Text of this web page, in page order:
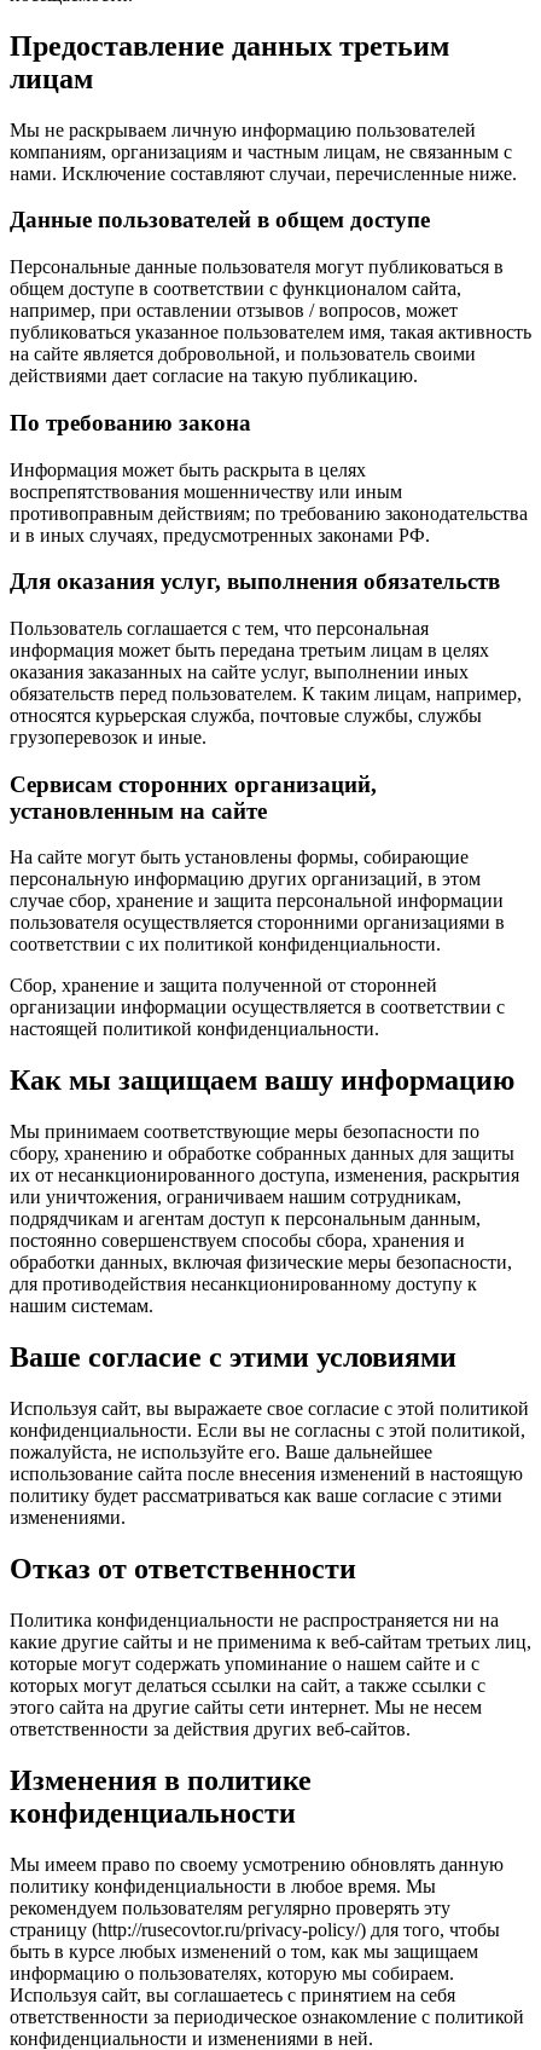
Предоставление данных третьим
лицам
Мы не раскрываем личную информацию пользователей
компаниям, организациям и частным лицам, не связанным с
нами. Исключение составляют случаи, перечисленные ниже.
Данные пользователей в общем доступе
Персональные данные пользователя могут публиковаться в
общем доступе в соответствии с функционалом сайта,
например, при оставлении отзывов / вопросов, может
публиковаться указанное пользователем имя, такая активность
на сайте является добровольной, и пользователь своими
действиями дает согласие на такую публикацию.
По требованию закона
Информация может быть раскрыта в целях
воспрепятствования мошенничеству или иным
противоправным действиям; по требованию законодательства
и в иных случаях, предусмотренных законами РФ.
Для оказания услуг, выполнения обязательств
Пользователь соглашается с тем, что персональная
информация может быть передана третьим лицам в целях
оказания заказанных на сайте услуг, выполнении иных
обязательств перед пользователем. К таким лицам, например,
относятся курьерская служба, почтовые службы, службы
грузоперевозок и иные.
Сервисам сторонних организаций,
установленным на сайте
На сайте могут быть установлены формы, собирающие
персональную информацию других организаций, в этом
случае сбор, хранение и защита персональной информации
пользователя осуществляется сторонними организациями в
соответствии с их политикой конфиденциальности.
Сбор, хранение и защита полученной от сторонней
организации информации осуществляется в соответствии с
настоящей политикой конфиденциальности.
Как мы защищаем вашу информацию
Мы принимаем соответствующие меры безопасности по
сбору, хранению и обработке собранных данных для защиты
их от несанкционированного доступа, изменения, раскрытия
или уничтожения, ограничиваем нашим сотрудникам,
подрядчикам и агентам доступ к персональным данным,
постоянно совершенствуем способы сбора, хранения и
обработки данных, включая физические меры безопасности,
для противодействия несанкционированному доступу к
нашим системам.
Ваше согласие с этими условиями
Используя сайт, вы выражаете свое согласие с этой политикой
конфиденциальности. Если вы не согласны с этой политикой,
пожалуйста, не используйте его. Ваше дальнейшее
использование сайта после внесения изменений в настоящую
политику будет рассматриваться как ваше согласие с этими
изменениями.
Отказ от ответственности
Политика конфиденциальности не распространяется ни на
какие другие сайты и не применима к веб-сайтам третьих лиц,
которые могут содержать упоминание о нашем сайте и с
которых могут делаться ссылки на сайт, а также ссылки с
этого сайта на другие сайты сети интернет. Мы не несем
ответственности за действия других веб-сайтов.
Изменения в политике
конфиденциальности
Мы имеем право по своему усмотрению обновлять данную
политику конфиденциальности в любое время. Мы
рекомендуем пользователям регулярно проверять эту
страницу (http://rusecovtor.ru/privacy-policy/) для того, чтобы
быть в курсе любых изменений о том, как мы защищаем
информацию о пользователях, которую мы собираем.
Используя сайт, вы соглашаетесь с принятием на себя
ответственности за периодическое ознакомление с политикой
конфиденциальности и изменениями в ней.